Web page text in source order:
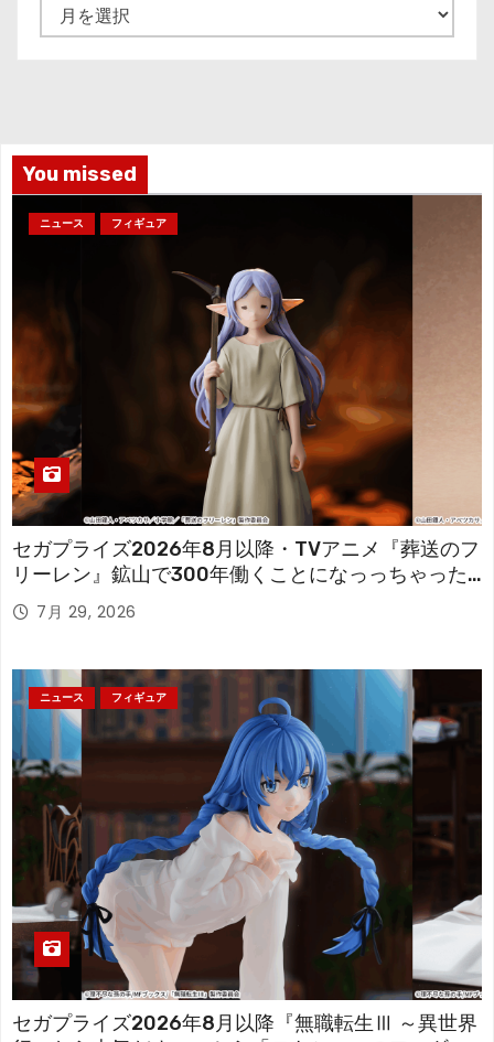
ー
You missed
ニュース フィギュア
セガプライズ2026年8月以降・TVアニメ『葬送のフ
リーレン』鉱山で300年働くことになっっちゃった
「フリーレン」を立体化！
7月 29, 2026
ニュース フィギュア
セガプライズ2026年8月以降『無職転生Ⅲ ～異世界